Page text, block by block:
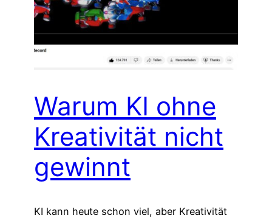
Warum KI ohne
Kreativität nicht
gewinnt
KI kann heute schon viel, aber Kreativität